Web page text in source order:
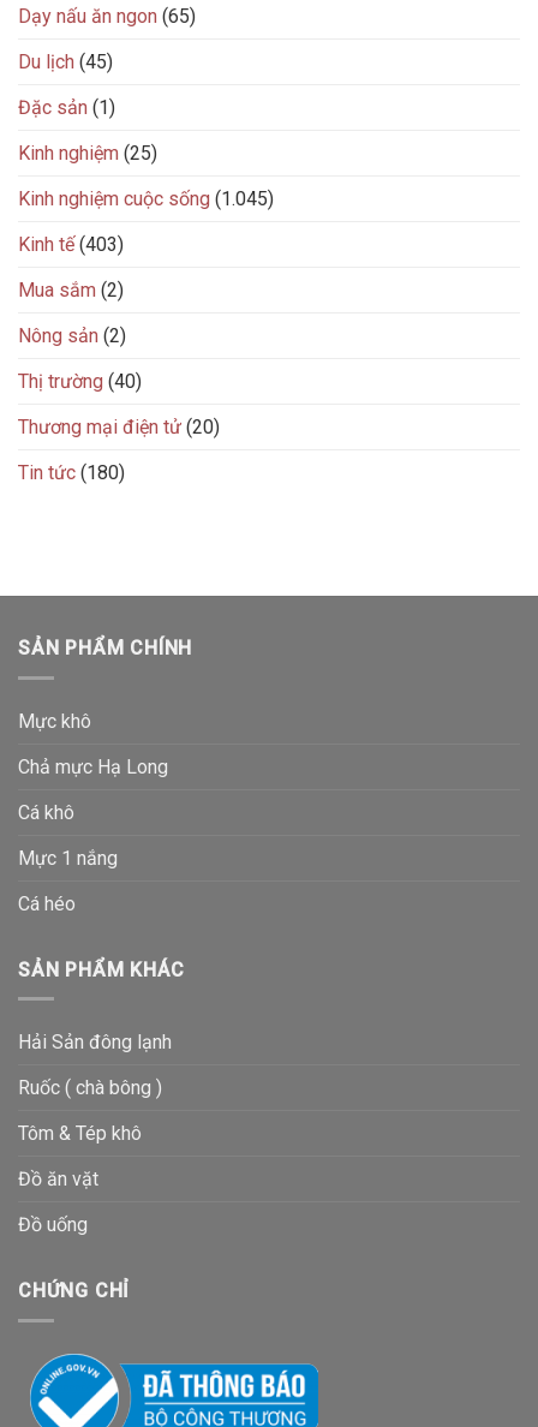
Dạy nấu ăn ngon (65)
Du lịch (45)
Đặc sản (1)
Kinh nghiệm (25)
Kinh nghiệm cuộc sống (1.045)
Kinh tế(403)
Mua sắm (2)
Nông sản (2)
Thị trường (40)
Thương mại điện tử (20)
Tin tức (180)
SẢN PHẨM CHÍNH
Mực khô
Chả mực Hạ Long
Cá khô
Mực 1 nắng
Cá héo
SẢN PHẨM KHÁC
Hải Sản đông lạnh
Ruốc ( chà bông )
Tôm & Tép khô
Đồ ăn vặt
Đồ uống
CHỨNG CHỈ